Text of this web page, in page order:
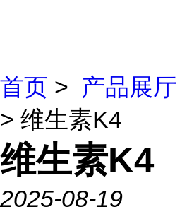
首页 > 产品展厅
> 维生素K4
维生素K4
2025-08-19